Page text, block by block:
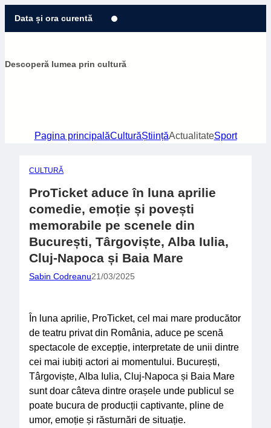
Data și ora curentă
Descoperă lumea prin cultură
Pagina principalăCulturăȘtiințăActualitateSport
CULTURĂ
ProTicket aduce în luna aprilie
comedie, emoție și povești
memorabile pe scenele din
București, Târgoviște, Alba Iulia,
Cluj-Napoca și Baia Mare
Sabin Codreanu21/03/2025
În luna aprilie, ProTicket, cel mai mare producător
de teatru privat din România, aduce pe scenă
spectacole de excepție, interpretate de unii dintre
cei mai iubiți actori ai momentului. București,
Târgoviște, Alba Iulia, Cluj-Napoca și Baia Mare
sunt doar câteva dintre orașele unde publicul se
poate bucura de producții captivante, pline de
umor, emoție și răsturnări de situație.